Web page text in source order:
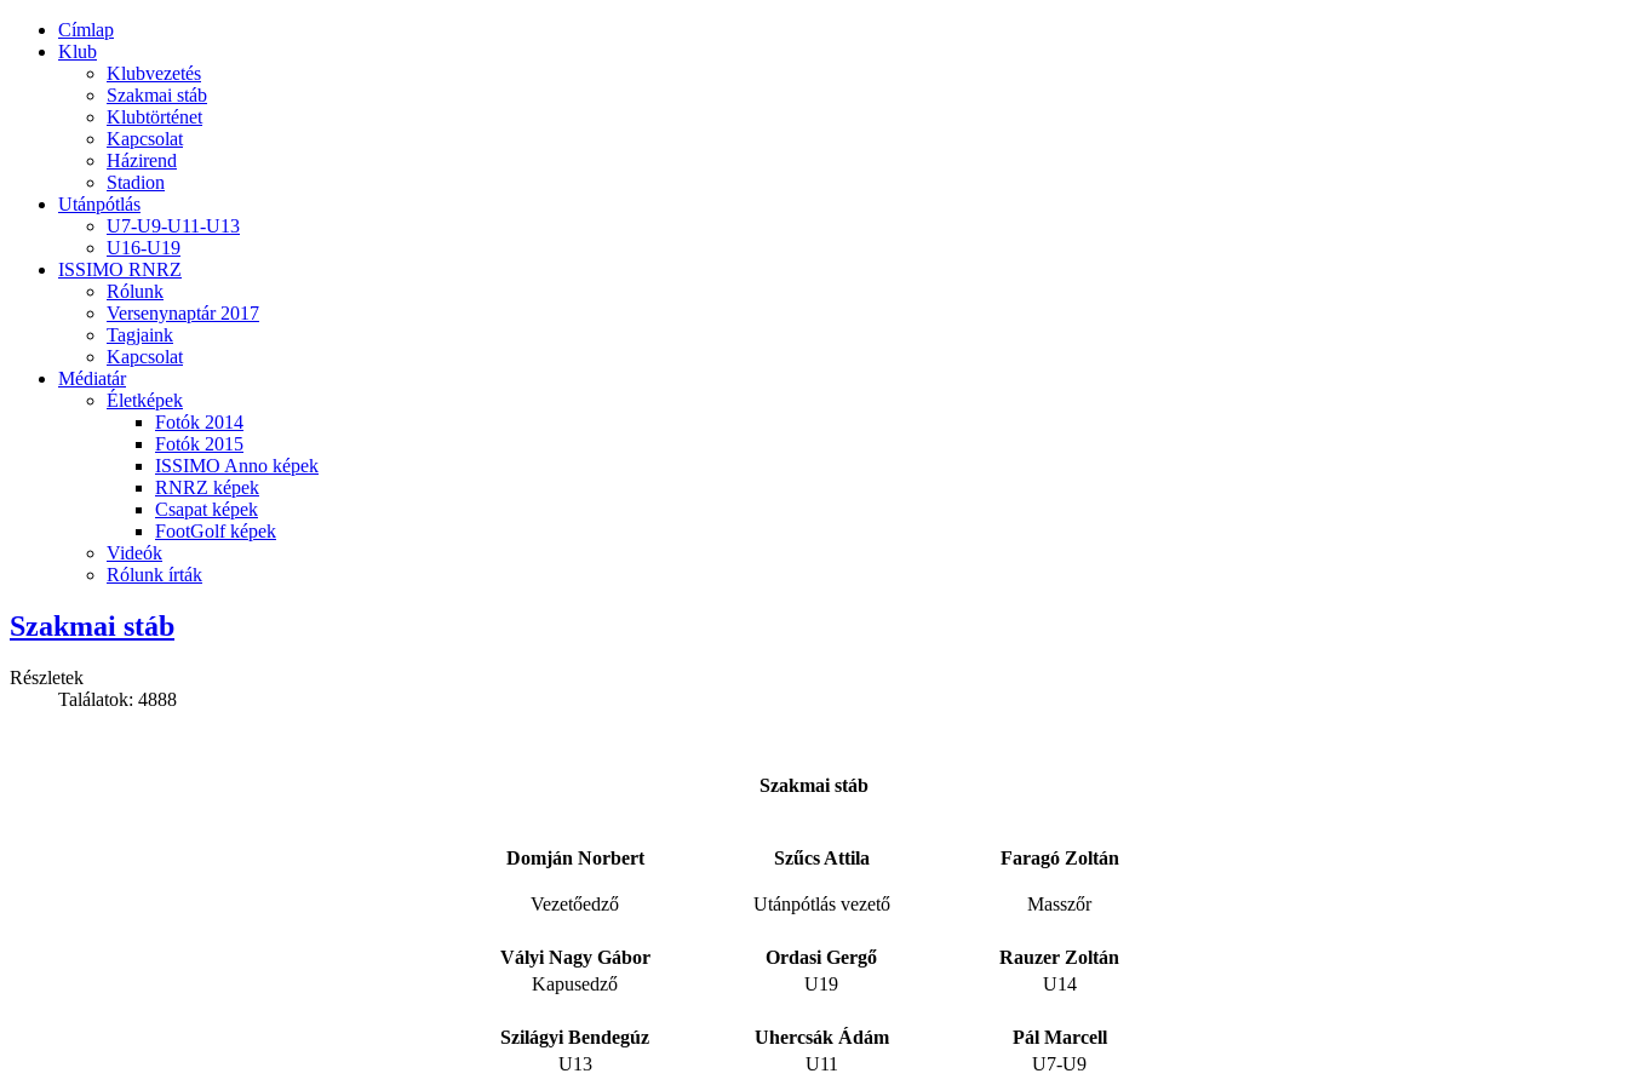
Címlap
Klub
Klubvezetés
Szakmai stáb
Klubtörténet
Kapcsolat
Házirend
Stadion
Utánpótlás
U7-U9-U11-U13
U16-U19
ISSIMO RNRZ
Rólunk
Versenynaptár 2017
Tagjaink
Kapcsolat
Médiatár
Életképek
Fotók 2014
Fotók 2015
ISSIMO Anno képek
RNRZ képek
Csapat képek
FootGolf képek
Videók
Rólunk írták
Szakmai stáb
Részletek
Találatok: 4888
Szakmai stáb
Domján Norbert Szűcs Attila Faragó Zoltán
Vezetőedző Utánpótlás vezető Masszőr
Vályi Nagy Gábor Ordasi Gergő
Rauzer Zoltán
Kapusedző
U19 U14
Szilágyi Bendegúz Uhercsák Ádám
Pál Marcell
U13
U11 U7-U9